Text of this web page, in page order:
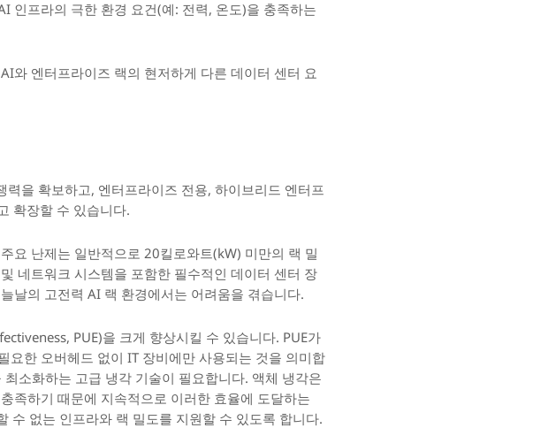
인프라의 극한 환경 요건(예: 전력, 온도)을 충족하는
와 엔터프라이즈 랙의 현저하게 다른 데이터 센터 요
을 확보하고, 엔터프라이즈 전용, 하이브리드 엔터프
확장할 수 있습니다.
요 난제는 일반적으로 20킬로와트(kW) 미만의 랙 밀
네트워크 시스템을 포함한 필수적인 데이터 센터 장
날의 고전력 AI 랙 환경에서는 어려움을 겪습니다.
PUE)을 크게 향상시킬 수 있습니다. PUE가
한 오버헤드 없이 IT 장비에만 사용되는 것을 의미합
소화하는 고급 냉각 기술이 필요합니다. 액체 냉각은
족하기 때문에 지속적으로 이러한 효율에 도달하는
수 없는 인프라와 랙 밀도를 지원할 수 있도록 합니다.